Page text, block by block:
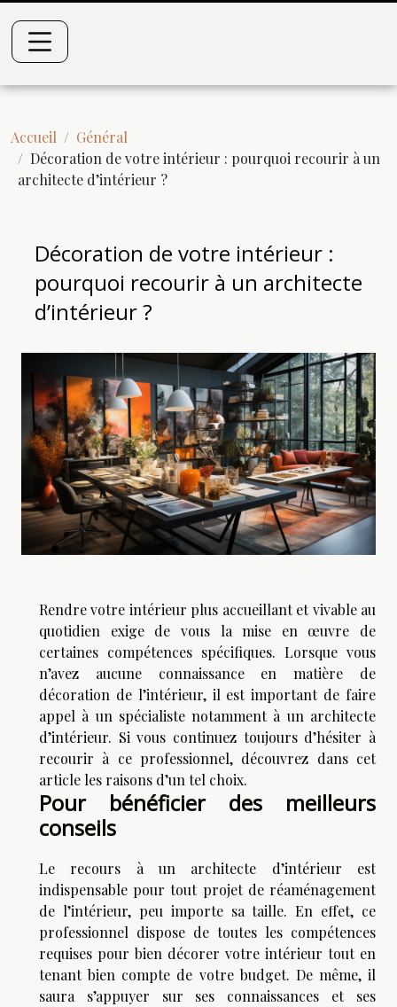
Accueil
Général
Décoration de votre intérieur : pourquoi recourir à un
architecte d’intérieur ?
Décoration de votre intérieur :
pourquoi recourir à un architecte
d’intérieur ?
Rendre votre intérieur plus accueillant et vivable au
quotidien exige de vous la mise en œuvre de
certaines compétences spécifiques. Lorsque vous
n’avez aucune connaissance en matière de
décoration de l’intérieur, il est important de faire
appel à un spécialiste notamment à un architecte
d’intérieur. Si vous continuez toujours d’hésiter à
recourir à ce professionnel, découvrez dans cet
article les raisons d’un tel choix.
Pour bénéficier des meilleurs
conseils
Le recours à un architecte d’intérieur est
indispensable pour tout projet de réaménagement
de l’intérieur, peu importe sa taille. En effet, ce
professionnel dispose de toutes les compétences
requises pour bien décorer votre intérieur tout en
tenant bien compte de votre budget. De même, il
saura s’appuyer sur ses connaissances et ses